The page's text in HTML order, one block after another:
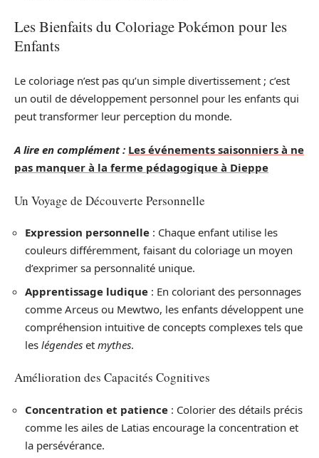
Les Bienfaits du Coloriage Pokémon pour les
Enfants
Le coloriage n’est pas qu’un simple divertissement ; c’est
un outil de développement personnel pour les enfants qui
peut transformer leur perception du monde.
A lire en complément : Les événements saisonniers à ne
pas manquer à la ferme pédagogique à Dieppe
Un Voyage de Découverte Personnelle
Expression personnelle : Chaque enfant utilise les
couleurs différemment, faisant du coloriage un moyen
d’exprimer sa personnalité unique.
Apprentissage ludique : En coloriant des personnages
comme Arceus ou Mewtwo, les enfants développent une
compréhension intuitive de concepts complexes tels que
les légendes et mythes.
Amélioration des Capacités Cognitives
Concentration et patience : Colorier des détails précis
comme les ailes de Latias encourage la concentration et
la persévérance.